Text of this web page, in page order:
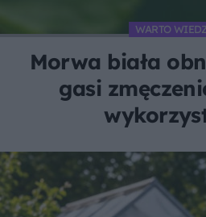
WARTO
Morwa biała
gasi